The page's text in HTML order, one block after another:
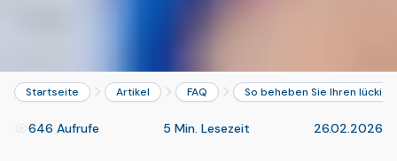
Startseite Artikel FAQ So beheben Sie Ihren
646 Aufrufe 5 Min. Lesezeit 26.02.2026